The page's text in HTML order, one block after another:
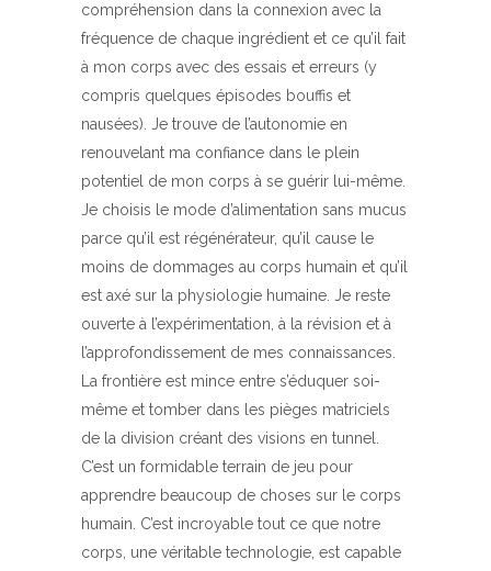
compréhension dans la connexion avec la
fréquence de chaque ingrédient et ce qu’il fait
à mon corps avec des essais et erreurs (y
compris quelques épisodes bouffis et
nausées). Je trouve de l’autonomie en
renouvelant ma confiance dans le plein
potentiel de mon corps à se guérir lui-même.
Je choisis le mode d’alimentation sans mucus
parce qu’il est régénérateur, qu’il cause le
moins de dommages au corps humain et qu’il
est axé sur la physiologie humaine. Je reste
ouverte à l’expérimentation, à la révision et à
l’approfondissement de mes connaissances.
La frontière est mince entre s’éduquer soi-
même et tomber dans les pièges matriciels
de la division créant des visions en tunnel.
C’est un formidable terrain de jeu pour
apprendre beaucoup de choses sur le corps
humain. C’est incroyable tout ce que notre
corps, une véritable technologie, est capable